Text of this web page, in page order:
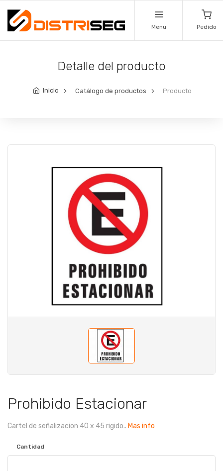
Menu Pedido
Detalle del producto
Inicio Catálogo de productos Producto
Prohibido Estacionar
Cartel de señalizacion 40 x 45 rigido.. Mas info
Cantidad